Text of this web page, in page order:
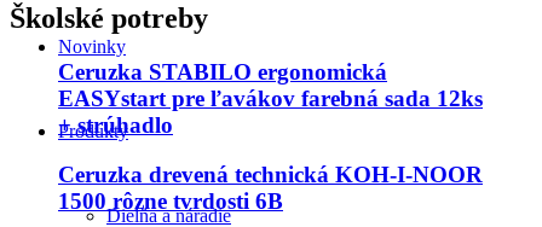
Novinky
Produkty
Dielňa a náradie
Školské potreby
Ceruzka STABILO ergonomická
EASYstart pre ľavákov farebná sada 12ks
+ strúhadlo
Ceruzka drevená technická KOH-I-NOOR
1500 rôzne tvrdosti 6B